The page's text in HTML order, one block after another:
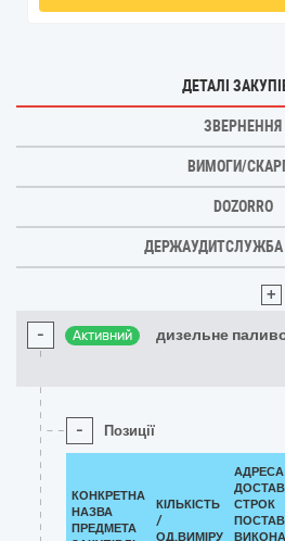
ДЕТАЛІ
ЗВЕРНЕННЯ
ВИМОГИ/
DOZORRO
ДЕРЖАУДИТСЛУЖБА
+
- Активний дизельне
- Позиції
КОНКРЕТНА
НАЗВА
ПРЕДМЕТА
КІЛЬКІСТЬ
/
ОД.ВИМІРУ
АДРЕСА
СТРОК